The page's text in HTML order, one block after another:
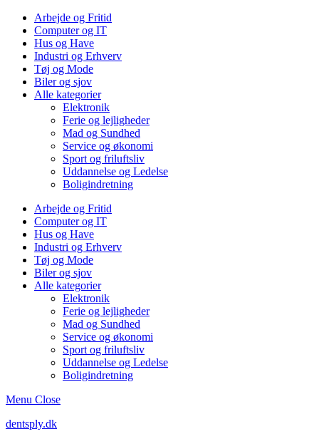
Arbejde og Fritid
Computer og IT
Hus og Have
Industri og Erhverv
Tøj og Mode
Biler og sjov
Alle kategorier
Elektronik
Ferie og lejligheder
Mad og Sundhed
Service og økonomi
Sport og friluftsliv
Uddannelse og Ledelse
Boligindretning
Arbejde og Fritid
Computer og IT
Hus og Have
Industri og Erhverv
Tøj og Mode
Biler og sjov
Alle kategorier
Elektronik
Ferie og lejligheder
Mad og Sundhed
Service og økonomi
Sport og friluftsliv
Uddannelse og Ledelse
Boligindretning
Menu Close
dentsply.dk